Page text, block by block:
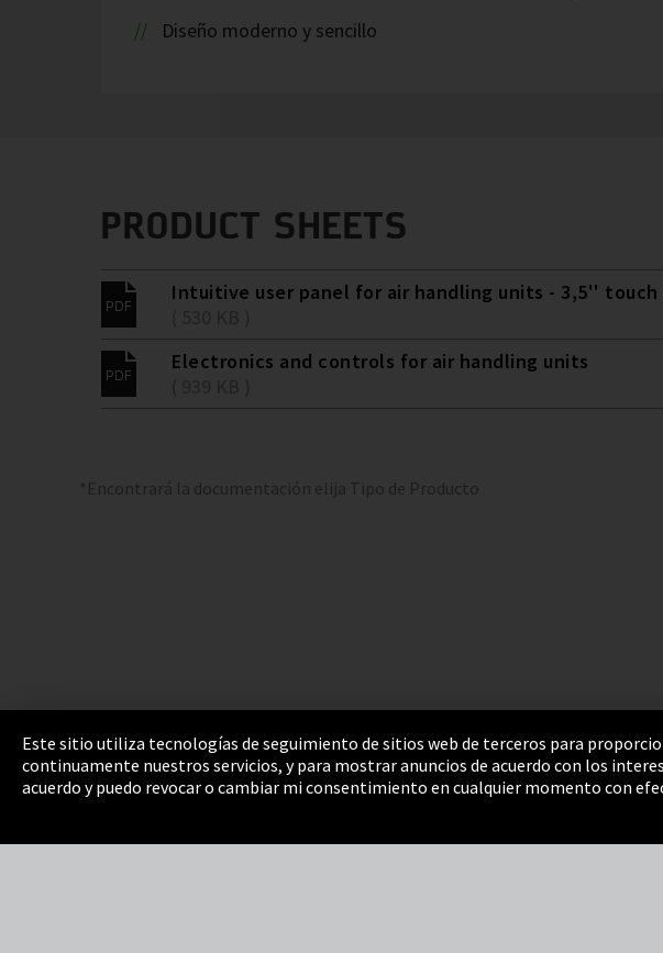
Diseño moderno y sencillo
PRODUCT SHEETS
Intuitive user panel for air handling units - 3,5'' touch
Electronics and controls for air handling units
*Encontrará la documentación elija Tipo de Producto
Pie de imprenta Política de privacidad Cookie Settings
Este sitio utiliza tecnologías de seguimiento de sitios web de terceros para
continuamente nuestros servicios, y para mostrar anuncios de acuerdo con los
acuerdo y puedo revocar o cambiar mi consentimiento en cualquier momento con